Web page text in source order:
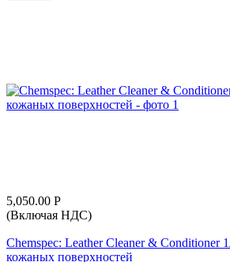
5,050.00 Р
(Включая НДС)
Chemspec: Leather Cleaner & Conditioner
кожаных поверхностей